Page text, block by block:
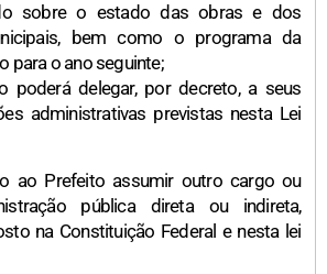
sobre o estado das obras e dos
bem como o programa da
para o ano seguinte;
poderá delegar, por decreto, a seus
administrativas previstas nesta Lei
ao Prefeito assumir outro cargo ou
pública direta ou indireta,
na Constituição Federal e nesta lei